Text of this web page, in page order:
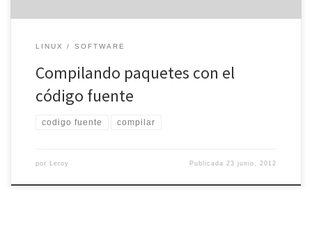
LINUX SOFTWARE
Compilando paquetes con el
código fuente
codigo fuente compilar
por Leroy Publicada 23 junio, 2012